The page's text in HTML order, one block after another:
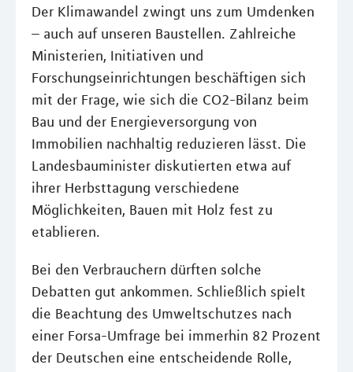
Der Klimawandel zwingt uns zum Umdenken
– auch auf unseren Baustellen. Zahlreiche
Ministerien, Initiativen und
Forschungseinrichtungen beschäftigen sich
mit der Frage, wie sich die CO2-Bilanz beim
Bau und der Energieversorgung von
Immobilien nachhaltig reduzieren lässt. Die
Landesbauminister diskutierten etwa auf
ihrer Herbsttagung verschiedene
Möglichkeiten, Bauen mit Holz fest zu
etablieren.
Bei den Verbrauchern dürften solche
Debatten gut ankommen. Schließlich spielt
die Beachtung des Umweltschutzes nach
einer Forsa-Umfrage bei immerhin 82 Prozent
der Deutschen eine entscheidende Rolle,